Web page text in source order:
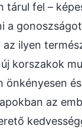
tárul fel –
a
ilyen
korszakok
az